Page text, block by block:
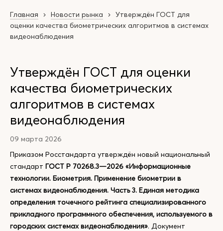
Главная Новости рынка
Утверждён ГОСТ для
оценки качества биометрических алгоритмов в системах
видеонаблюдения
Утверждён ГОСТ для оценки
качества биометрических
алгоритмов в системах
видеонаблюдения
09 марта 2026
Приказом Росстандарта утверждён новый национальный
стандарт ГОСТ Р 70268.3—2026 «Информационные
технологии. Биометрия. Применение биометрии в
системах видеонаблюдения. Часть 3. Единая методика
определения точечного рейтинга специализированного
прикладного программного обеспечения, используемого в
городских системах видеонаблюдения». Документ